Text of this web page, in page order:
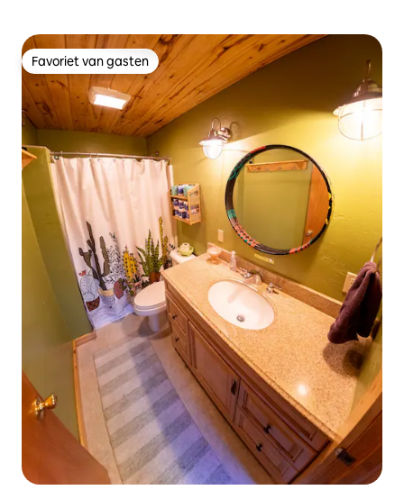
Favoriet van gasten
Favoriet van gasten